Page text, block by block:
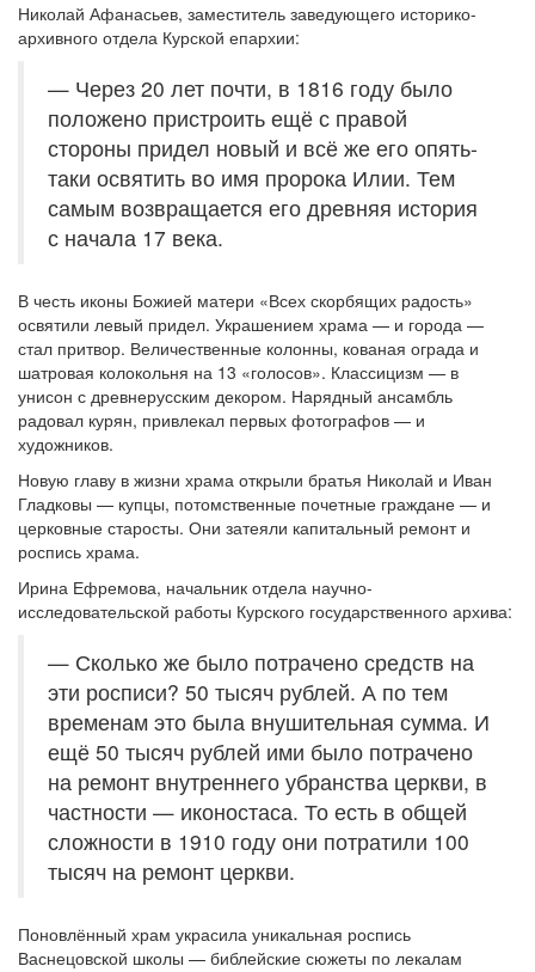
Николай Афанасьев, заместитель заведующего историко-
архивного отдела Курской епархии:
— Через 20 лет почти, в 1816 году было
положено пристроить ещё с правой
стороны придел новый и всё же его опять-
таки освятить во имя пророка Илии. Тем
самым возвращается его древняя история
с начала 17 века.
В честь иконы Божией матери «Всех скорбящих радость»
освятили левый придел. Украшением храма — и города —
стал притвор. Величественные колонны, кованая ограда и
шатровая колокольня на 13 «голосов». Классицизм — в
унисон с древнерусским декором. Нарядный ансамбль
радовал курян, привлекал первых фотографов — и
художников.
Новую главу в жизни храма открыли братья Николай и Иван
Гладковы — купцы, потомственные почетные граждане — и
церковные старосты. Они затеяли капитальный ремонт и
роспись храма.
Ирина Ефремова, начальник отдела научно-
исследовательской работы Курского государственного архива:
— Сколько же было потрачено средств на
эти росписи? 50 тысяч рублей. А по тем
временам это была внушительная сумма. И
ещё 50 тысяч рублей ими было потрачено
на ремонт внутреннего убранства церкви, в
частности — иконостаса. То есть в общей
сложности в 1910 году они потратили 100
тысяч на ремонт церкви.
Поновлённый храм украсила уникальная роспись
Васнецовской школы — библейские сюжеты по лекалам